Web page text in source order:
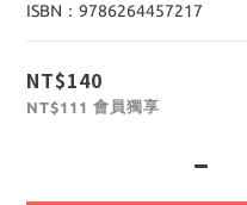
ISBN：9786264457217
NT$140
NT$111 會員獨享